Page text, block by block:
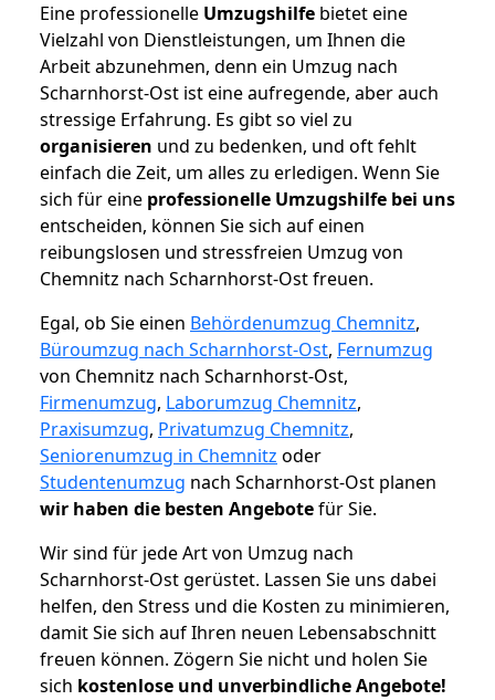
Eine professionelle Umzugshilfe bietet eine
Vielzahl von Dienstleistungen, um Ihnen die
Arbeit abzunehmen, denn ein Umzug nach
Scharnhorst-Ost ist eine aufregende, aber auch
stressige Erfahrung. Es gibt so viel zu
organisieren und zu bedenken, und oft fehlt
einfach die Zeit, um alles zu erledigen. Wenn Sie
sich für eine professionelle Umzugshilfe bei uns
entscheiden, können Sie sich auf einen
reibungslosen und stressfreien Umzug von
Chemnitz nach Scharnhorst-Ost freuen.
Egal, ob Sie einen Behördenumzug Chemnitz,
Büroumzug nach Scharnhorst-Ost, Fernumzug
von Chemnitz nach Scharnhorst-Ost,
Firmenumzug, Laborumzug Chemnitz,
Praxisumzug, Privatumzug Chemnitz,
Seniorenumzug in Chemnitz oder
Studentenumzug nach Scharnhorst-Ost planen
wir haben die besten Angebotefür Sie.
Wir sind für jede Art von Umzug nach
Scharnhorst-Ost gerüstet. Lassen Sie uns dabei
helfen, den Stress und die Kosten zu minimieren,
damit Sie sich auf Ihren neuen Lebensabschnitt
freuen können. Zögern Sie nicht und holen Sie
sich kostenlose und unverbindliche Angebote!